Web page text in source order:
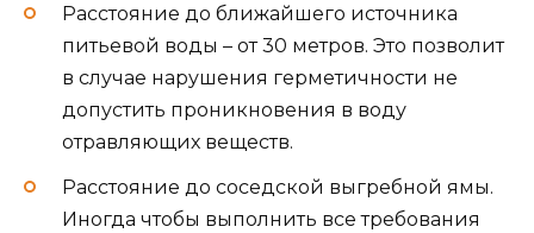
Расстояние до ближайшего источника
питьевой воды – от 30 метров. Это позволит
в случае нарушения герметичности не
допустить проникновения в воду
отравляющих веществ.
Расстояние до соседской выгребной ямы.
Иногда чтобы выполнить все требования